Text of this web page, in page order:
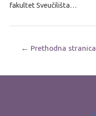
fakultet Sveučilišta…
Navigacija
← Prethodna stranica